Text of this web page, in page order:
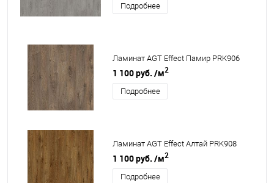
Подробнее
Ламинат AGT Effect Памир PRK906
1 100 руб. /м2
Подробнее
Ламинат AGT Effect Алтай PRK908
1 100 руб. /м2
Подробнее